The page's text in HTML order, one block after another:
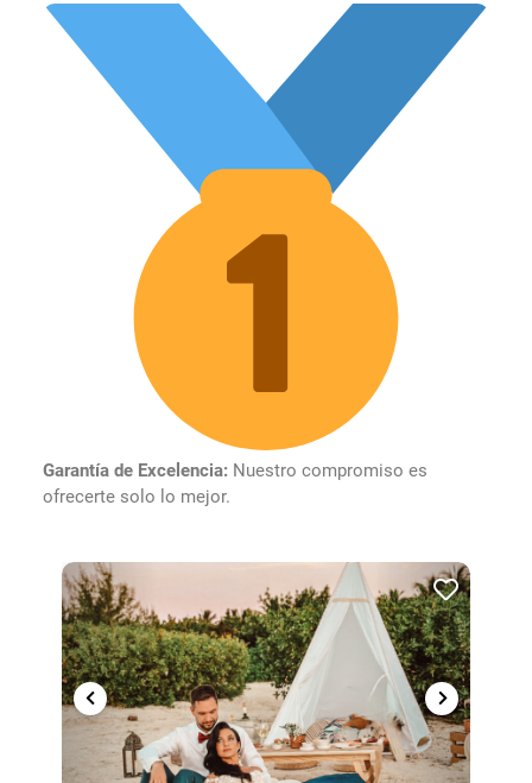
Garantía de Excelencia: Nuestro compromiso es
ofrecerte solo lo mejor.